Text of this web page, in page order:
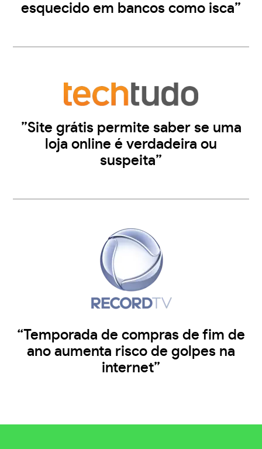
esquecido em bancos como isca”
”Site grátis permite saber se uma
loja online é verdadeira ou
suspeita”
“Temporada de compras de fim de
ano aumenta risco de golpes na
internet”